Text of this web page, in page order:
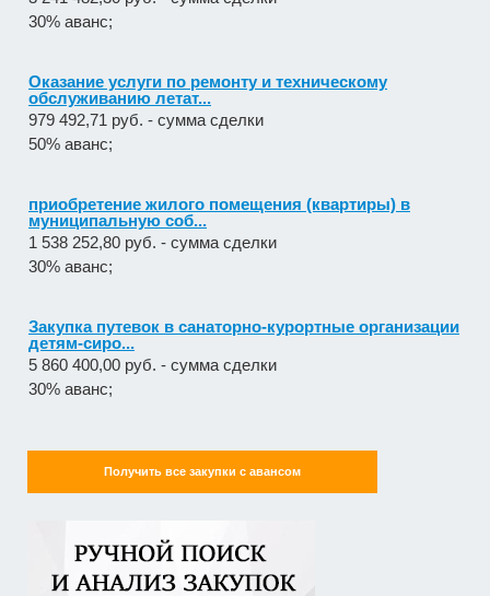
979 492,71 руб. - сумма сделки
50% аванс;
приобретение жилого помещения (квартиры) в
муниципальную соб...
1 538 252,80 руб. - сумма сделки
30% аванс;
Закупка путевок в санаторно-курортные организации
детям-сиро...
5 860 400,00 руб. - сумма сделки
30% аванс;
Оказание услуг по организации отдыха и
оздоровления детей из...
2 558 571,60 руб. - сумма сделки
20% аванс;
Закупка путевок в детские специализированные
(профильные) ла...
Оказание услуги по ремонту и техническому
Получить все закупки с авансом